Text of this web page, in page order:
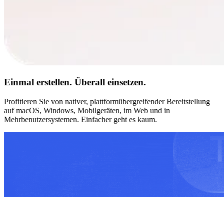
Einmal erstellen. Überall einsetzen.
Profitieren Sie von nativer, plattformübergreifender Bereitstellung
auf macOS, Windows, Mobilgeräten, im Web und in
Mehrbenutzersystemen. Einfacher geht es kaum.